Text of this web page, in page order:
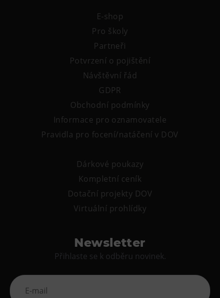
E-shop
Pro školy
Partneři
Potvrzení o pojištění
Návštěvní řád
GDPR
Obchodní podmínky
Informace pro oznamovatele
Pravidla pro focení/natáčení v DOV
Dárkové poukazy
Kompletní ceník
Dotační projekty DOV
Virtuální prohlídky
Newsletter
Přihlaste se k odběru novinek.